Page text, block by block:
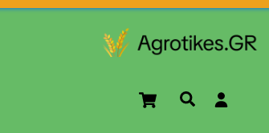
Cart Αναζήτηση